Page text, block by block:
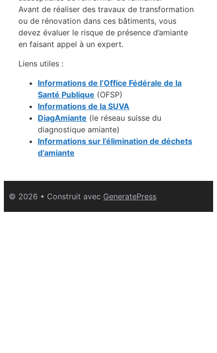
Avant de réaliser des travaux de transformation
ou de rénovation dans ces bâtiments, vous
devez évaluer le risque de présence d’amiante
en faisant appel à un expert.
Liens utiles :
Informations de l’Office Fédérale de la
Santé Publique (OFSP)
Informations de la SUVA
DiagAmiante (le réseau suisse du
diagnostique amiante)
Informations sur l’élimination de déchets
d’amiante
© 2026 • Construit avec GeneratePress